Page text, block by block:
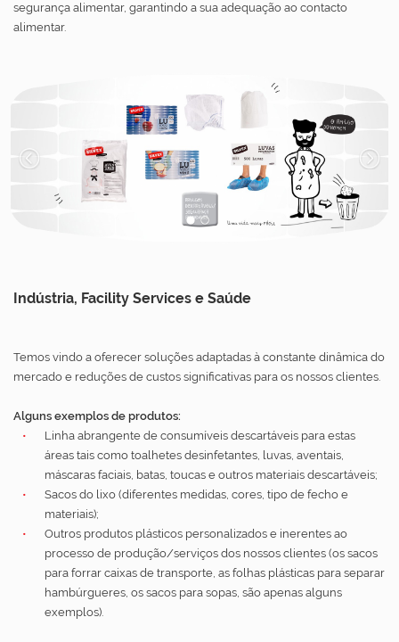
segurança alimentar, garantindo a sua adequação ao contacto
alimentar.
1 2
Indústria, Facility Services e Saúde
Temos vindo a oferecer soluções adaptadas à constante dinâmica do
mercado e reduções de custos significativas para os nossos clientes.
Alguns exemplos de produtos:
Linha abrangente de consumíveis descartáveis para estas
áreas tais como toalhetes desinfetantes, luvas, aventais,
máscaras faciais, batas, toucas e outros materiais descartáveis;
Sacos do lixo (diferentes medidas, cores, tipo de fecho e
materiais);
Outros produtos plásticos personalizados e inerentes ao
processo de produção/serviços dos nossos clientes (os sacos
para forrar caixas de transporte, as folhas plásticas para separar
hambúrgueres, os sacos para sopas, são apenas alguns
exemplos).